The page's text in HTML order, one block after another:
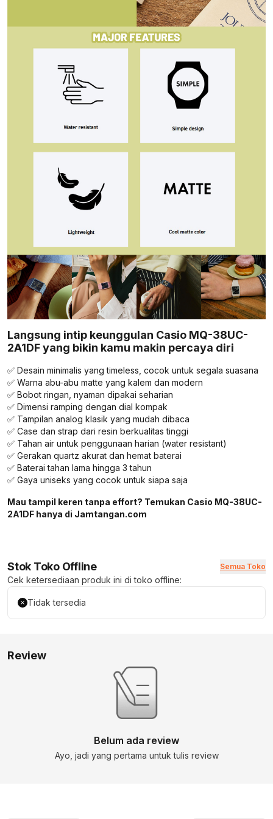
Langsung intip keunggulan Casio MQ-38UC-
2A1DF yang bikin kamu makin percaya diri
✅ Desain minimalis yang timeless, cocok untuk segala suasana
✅ Warna abu-abu matte yang kalem dan modern
✅ Bobot ringan, nyaman dipakai seharian
✅ Dimensi ramping dengan dial kompak
✅ Tampilan analog klasik yang mudah dibaca
✅ Case dan strap dari resin berkualitas tinggi
✅ Tahan air untuk penggunaan harian (water resistant)
✅ Gerakan quartz akurat dan hemat baterai
✅ Baterai tahan lama hingga 3 tahun
✅ Gaya uniseks yang cocok untuk siapa saja
Mau tampil keren tanpa effort? Temukan Casio MQ-38UC-
2A1DF hanya di Jamtangan.com
Stok Toko Offline Semua Toko
Cek ketersediaan produk ini di toko offline:
Tidak tersedia
Review
Belum ada review
Ayo, jadi yang pertama untuk tulis review